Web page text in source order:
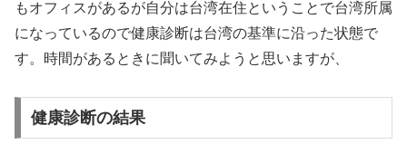
もオフィスがあるが自分は台湾在住ということで台湾所属
になっているので健康診断は台湾の基準に沿った状態で
す。時間があるときに聞いてみようと思いますが、
健康診断の結果